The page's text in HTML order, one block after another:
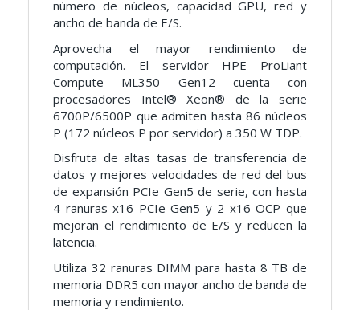
número de núcleos, capacidad GPU, red y
ancho de banda de E/S.
Aprovecha el mayor rendimiento de
computación. El servidor HPE ProLiant
Compute ML350 Gen12 cuenta con
procesadores Intel® Xeon® de la serie
6700P/6500P que admiten hasta 86 núcleos
P (172 núcleos P por servidor) a 350 W TDP.
Disfruta de altas tasas de transferencia de
datos y mejores velocidades de red del bus
de expansión PCIe Gen5 de serie, con hasta
4 ranuras x16 PCIe Gen5 y 2 x16 OCP que
mejoran el rendimiento de E/S y reducen la
latencia.
Utiliza 32 ranuras DIMM para hasta 8 TB de
memoria DDR5 con mayor ancho de banda de
memoria y rendimiento.